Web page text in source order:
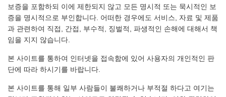
보증을 포함하되 이에 제한되지 않고 모든 명시적 또는 묵시적인 보
증을 명시적으로 부인합니다. 어떠한 경우에도 서비스, 자료 및 제품
과 관련하여 직접, 간접, 부수적, 징벌적, 파생적인 손해에 대해서 책
임을 지지 않습니다.
본 사이트를 통하여 인터넷을 접속함에 있어 사용자의 개인적인 판
단에 따라 하시기를 바랍니다.
본 사이트를 통해 일부 사람들이 불쾌하거나 부적절 하다고 여기는